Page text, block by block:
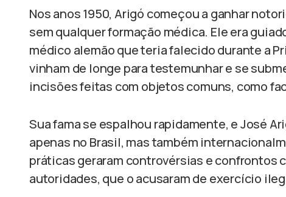
Nos anos 1950, Arigó começou a ganhar
sem qualquer formação médica. Ele era
médico alemão que teria falecido durante a
vinham de longe para testemunhar e se
incisões feitas com objetos comuns, como
Sua fama se espalhou rapidamente, e José
apenas no Brasil, mas também
práticas geraram controvérsias e confrontos
autoridades, que o acusaram de exercício